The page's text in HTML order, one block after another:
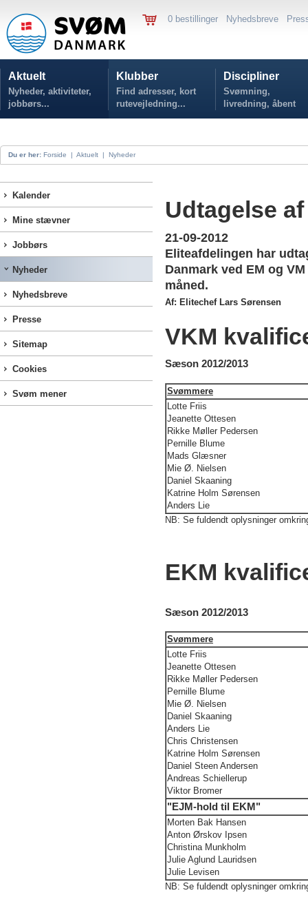
0 bestillinger Nyhedsbreve
Aktuelt
Nyheder, aktiviteter,
jobbørs...
Klubber
Find adresser, kort
rutevejledning...
Discipliner
Svømning,
livredning, åbent
vand...
Du er her: Forside | Aktuelt | Nyheder
Kalender
Mine stævner
Jobbørs
Nyheder
Nyhedsbreve
Presse
Sitemap
Cookies
Svøm mener
Udtagelse
21-09-2012
Eliteafdelingen har
Danmark ved EM og
måned.
Af: Elitechef Lars Sørensen
VKM
Sæson 2012/2013
Svømmere
Lotte Friis
Jeanette Ottesen
Rikke Møller Pedersen
Pernille Blume
Mads Glæsner
Mie Ø. Nielsen
Daniel Skaaning
Katrine Holm Sørensen
Anders Lie
NB: Se fuldendt oplysninger
EKM
Sæson 2012/2013
Svømmere
Lotte Friis
Jeanette Ottesen
Rikke Møller Pedersen
Pernille Blume
Mie Ø. Nielsen
Daniel Skaaning
Anders Lie
Chris Christensen
Katrine Holm Sørensen
Daniel Steen Andersen
Andreas Schiellerup
Viktor Bromer
"EJM-hold til EKM"
Morten Bak Hansen
Anton Ørskov Ipsen
Christina Munkholm
Julie Aglund Lauridsen
Julie Levisen
NB: Se fuldendt oplysninger